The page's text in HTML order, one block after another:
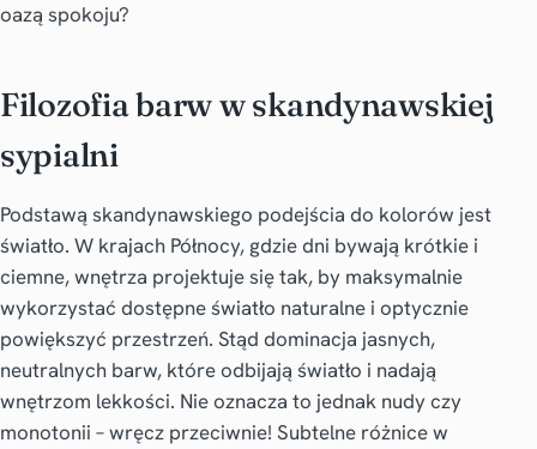
oazą spokoju?
Filozofia barw w skandynawskiej
sypialni
Podstawą skandynawskiego podejścia do kolorów jest
światło. W krajach Północy, gdzie dni bywają krótkie i
ciemne, wnętrza projektuje się tak, by maksymalnie
wykorzystać dostępne światło naturalne i optycznie
powiększyć przestrzeń. Stąd dominacja jasnych,
neutralnych barw, które odbijają światło i nadają
wnętrzom lekkości. Nie oznacza to jednak nudy czy
monotonii – wręcz przeciwnie! Subtelne różnice w